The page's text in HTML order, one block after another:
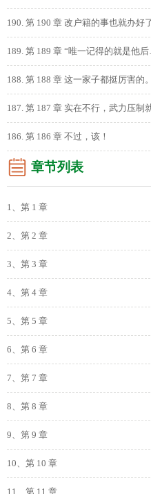
190. 第 190 章 改户籍的事也就办
189. 第 189 章 “唯一记得的就是他
188. 第 188 章 这一家子都挺厉害
187. 第 187 章 实在不行，武力压
186. 第 186 章 不过，该！
章节列表
1、第 1 章
2、第 2 章
3、第 3 章
4、第 4 章
5、第 5 章
6、第 6 章
7、第 7 章
8、第 8 章
9、第 9 章
10、第 10 章
11、第 11 章